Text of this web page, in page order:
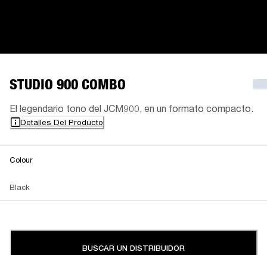
STUDIO 900 COMBO
El legendario tono del JCM900, en un formato compacto.
Detalles Del Producto
Colour
Black
BUSCAR UN DISTRIBUIDOR